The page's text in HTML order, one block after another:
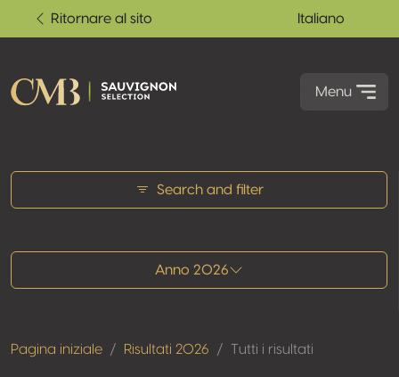
Ritornare al sito Italiano
Menu
Search and filter
Anno 2026
Pagina iniziale Risultati 2026 Tutti i risultati